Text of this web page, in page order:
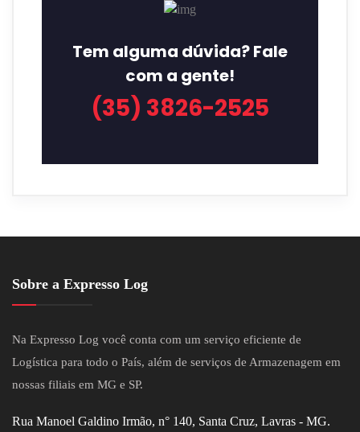
Tem alguma dúvida? Fale
com a gente!
(35) 3826-2525
Sobre a Expresso Log
Na Expresso Log você conta com um serviço eficiente de
Logística para todo o País, além de serviços de Armazenagem em
nossas filiais em MG e SP.
Rua Manoel Galdino Irmão, n° 140, Santa Cruz, Lavras - MG.